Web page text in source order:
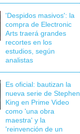
'Despidos masivos': la
compra de Electronic
Arts traerá grandes
recortes en los
estudios, según
analistas
Es oficial: bautizan la
nueva serie de Stephen
King en Prime Video
como 'una obra
maestra' y la
'reinvención de un